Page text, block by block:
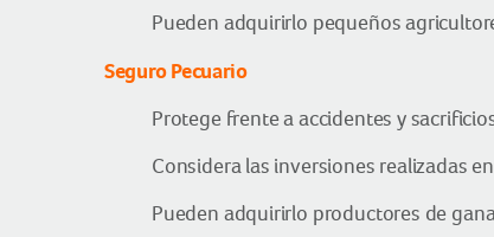
Pueden adquirirlo pequeños
Seguro Pecuario
Protege frente a accidentes y
Considera las inversiones realizadas
Pueden adquirirlo productores de